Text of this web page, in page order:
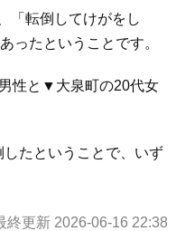
「転倒してけがをし
ったということです。
性と▼大泉町の20代女
たということで、いず
終更新 2026-06-16 22:38